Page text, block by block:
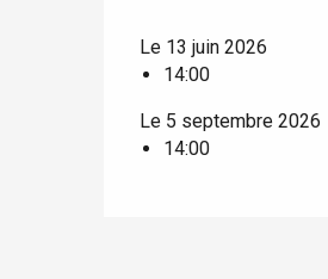
Offranville
Le 13 juin 2026
14:00
Le 5 septembre 2026
14:00